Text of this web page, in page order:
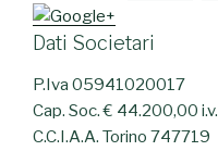
Dati Societari
P.Iva 05941020017
Cap. Soc. € 44.200,00 i.v.
C.C.I.A.A. Torino 747719